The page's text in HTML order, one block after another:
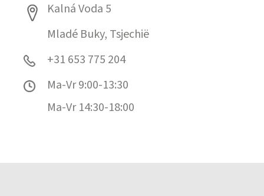
Kalná Voda 5
Mladé Buky, Tsjechië
+31 653 775 204
Ma-Vr 9:00-13:30
Ma-Vr 14:30-18:00